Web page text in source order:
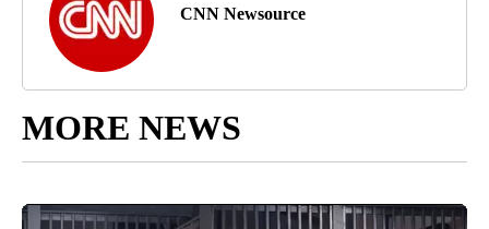
CNN Newsource
MORE NEWS